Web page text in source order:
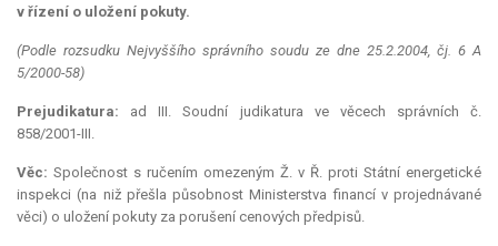
v řízení o uložení pokuty.
(Podle rozsudku Nejvyššího správního soudu ze dne 25.2.2004, čj. 6 A
5/2000-58)
Prejudikatura: ad III. Soudní judikatura ve věcech správních č.
858/2001-III.
Věc: Společnost s ručením omezeným Ž. v Ř. proti Státní energetické
inspekci (na niž přešla působnost Ministerstva financí v projednávané
věci) o uložení pokuty za porušení cenových předpisů.